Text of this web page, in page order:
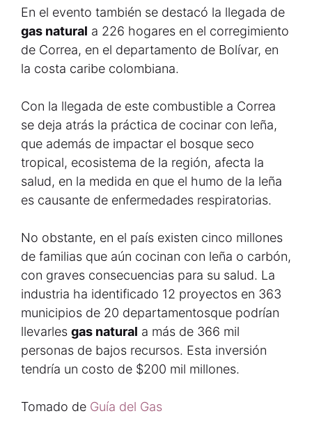
En el evento también se destacó la llegada de
gas natural a 226 hogares en el corregimiento
de Correa, en el departamento de Bolívar, en
la costa caribe colombiana.
Con la llegada de este combustible a Correa
se deja atrás la práctica de cocinar con leña,
que además de impactar el bosque seco
tropical, ecosistema de la región, afecta la
salud, en la medida en que el humo de la leña
es causante de enfermedades respiratorias.
No obstante, en el país existen cinco millones
de familias que aún cocinan con leña o carbón,
con graves consecuencias para su salud. La
industria ha identificado 12 proyectos en 363
municipios de 20 departamentosque podrían
llevarles gas natural a más de 366 mil
personas de bajos recursos. Esta inversión
tendría un costo de $200 mil millones.
Tomado de Guía del Gas